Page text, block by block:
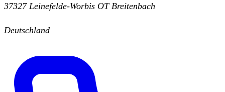
37327 Leinefelde-Worbis OT Breitenbach
Deutschland